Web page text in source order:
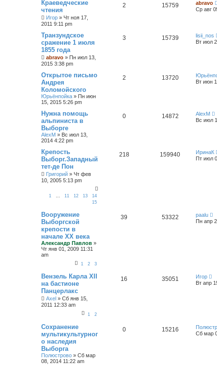
Краеведческие
чтения
Игор » Чт ноя 17,
2011 9:11 pm
2 15759
abravo
Ср авг
Транзундское
сражение 1 июля
1855 года
abravo » Пн июл 13,
2015 3:38 pm
3 15739
lisii_nos
Вт июл
Открытое письмо
Андрея
Коломойского
Юрьёнпойка » Пн июн
15, 2015 5:26 pm
2 13720
Вт июн
Нужна помощь
альпиниста в
Выборге
AlexM » Вс июл 13,
2014 4:22 pm
0 14872
AlexM
Вс июл
Крепость
Выборг.Западный
тет-де Пон
Григорий » Чт фев
10, 2005 5:13 pm
1 … 11 12 13
14
15
218 159940
ИринаК
Пт июл
Вооружение
Выборгской
крепости в
начале ХХ века
Александр Павлов »
Чт янв 01, 2009 11:31
am
1 2 3
39 53322
paalu
Пн апр
Вензель Карла XII
на бастионе
Панцерлакс
Axel » Сб янв 15,
2011 12:33 am
1 2
16 35051
Игор
Вт апр
Сохранение
мультикультурног
о наследия
Выборга
Полюстрово » Сб мар
08, 2014 11:22 am
0 15216
Сб мар